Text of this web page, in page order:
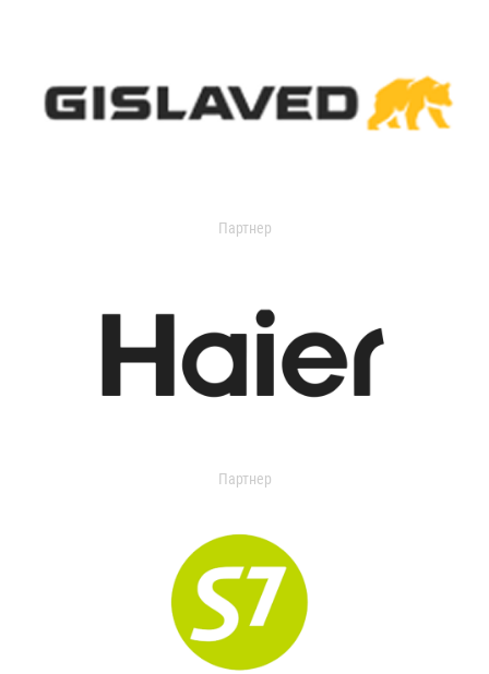
Партнер
Партнер